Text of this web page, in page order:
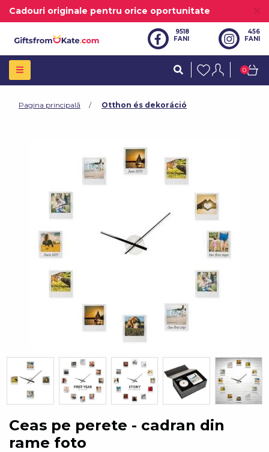
Cadouri originale pentru orice oportunitate
9518
FANI
456
FANI
0
Pagina principală Otthon és dekoráció
Ceas pe perete - cadran din
rame foto